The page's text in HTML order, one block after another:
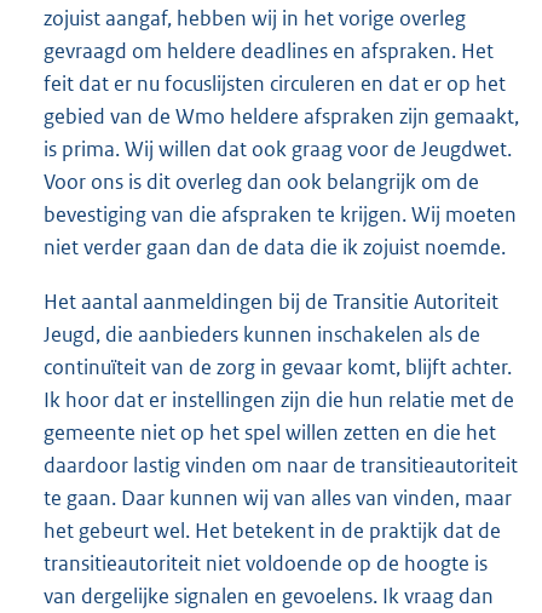
zojuist aangaf, hebben wij in het vorige overleg
gevraagd om heldere deadlines en afspraken. Het
feit dat er nu focuslijsten circuleren en dat er op het
gebied van de Wmo heldere afspraken zijn gemaakt,
is prima. Wij willen dat ook graag voor de Jeugdwet.
Voor ons is dit overleg dan ook belangrijk om de
bevestiging van die afspraken te krijgen. Wij moeten
niet verder gaan dan de data die ik zojuist noemde.
Het aantal aanmeldingen bij de Transitie Autoriteit
Jeugd, die aanbieders kunnen inschakelen als de
continuïteit van de zorg in gevaar komt, blijft achter.
Ik hoor dat er instellingen zijn die hun relatie met de
gemeente niet op het spel willen zetten en die het
daardoor lastig vinden om naar de transitieautoriteit
te gaan. Daar kunnen wij van alles van vinden, maar
het gebeurt wel. Het betekent in de praktijk dat de
transitieautoriteit niet voldoende op de hoogte is
van dergelijke signalen en gevoelens. Ik vraag dan